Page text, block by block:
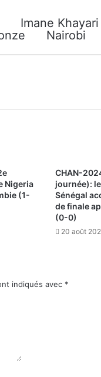
Imane Khayari
Nairobi
Nigeria
(1-
CHAN-
journée):
Sénégal
de finale
(0-0)
20 août
indiqués avec *